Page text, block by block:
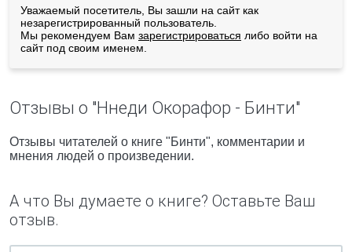
Уважаемый посетитель, Вы зашли на сайт как
незарегистрированный пользователь.
Мы рекомендуем Вам зарегистрироваться либо войти на
сайт под своим именем.
Отзывы о "Ннеди Окорафор - Бинти"
Отзывы читателей о книге "Бинти", комментарии и
мнения людей о произведении.
А что Вы думаете о книге? Оставьте Ваш
отзыв.